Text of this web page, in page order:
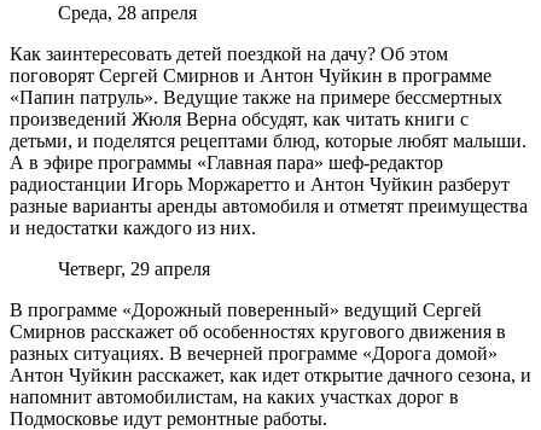
Среда, 28 апреля
Как заинтересовать детей поездкой на дачу? Об этом
поговорят Сергей Смирнов и Антон Чуйкин в программе
«Папин патруль». Ведущие также на примере бессмертных
произведений Жюля Верна обсудят, как читать книги с
детьми, и поделятся рецептами блюд, которые любят малыши.
А в эфире программы «Главная пара» шеф-редактор
радиостанции Игорь Моржаретто и Антон Чуйкин разберут
разные варианты аренды автомобиля и отметят преимущества
и недостатки каждого из них.
Четверг, 29 апреля
В программе «Дорожный поверенный» ведущий Сергей
Смирнов расскажет об особенностях кругового движения в
разных ситуациях. В вечерней программе «Дорога домой»
Антон Чуйкин расскажет, как идет открытие дачного сезона, и
напомнит автомобилистам, на каких участках дорог в
Подмосковье идут ремонтные работы.